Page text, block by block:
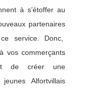
à s’étoffer au
partenaires
service. Donc,
vos commerçants
de créer une
Alfortvillais